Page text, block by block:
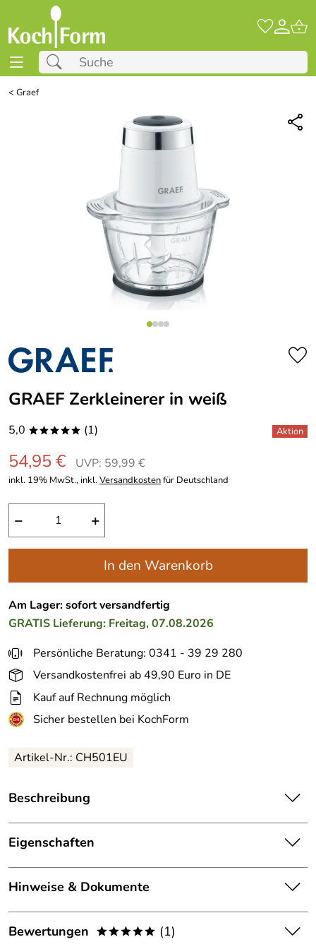
<Graef
GRAEF Zerkleinerer in weiß
5,0 ***** (1)
54,95 € UVP: 59,99 €
inkl. 19% MwSt., inkl.Versandkostenfür Deutschland
− +
In den Warenkorb
Am Lager: sofort versandfertig
GRATIS Lieferung: Freitag, 07.08.2026
Persönliche Beratung: 0341 - 39 29 280
Versandkostenfrei ab 49,90 Euro in DE
Kauf auf Rechnung möglich
Sicher bestellen bei KochForm
Artikel-Nr.: CH501EU
Beschreibung
GRAEF Zerkleinerer in weiß. Schneller und effizienter
Zerkleinerer mit vierflügeligem Edelstahlmesser. Inklusive
Der GRAEF Zerkleinerer verfügt über einen kraftvollen
eignet sich zum Hacken, Schneiden und Mixen von
Lebensmitteln. Er ist besonders für die Zubereitung von
Eigenschaften
Hinweise & Dokumente
Dokumente zum Download:
Bewertungen ***** (1)